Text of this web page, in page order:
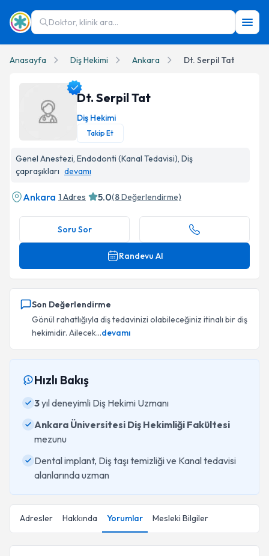
Doktor, klinik ara...
Anasayfa Diş Hekimi Ankara Dt. Serpil Tat
Dt. Serpil Tat
Diş Hekimi
Takip Et
Genel Anestezi, Endodonti (Kanal Tedavisi), Diş
çapraşıkları devamı
Ankara 1 Adres 5.0(8Değerlendirme)
Soru Sor
Randevu Al
Son Değerlendirme
Gönül rahatlığıyla diş tedavinizi olabileceğiniz itinalı bir diş
hekimidir. Ailecek...devamı
Hızlı Bakış
3yıl deneyimli Diş Hekimi Uzmanı
Ankara Üniversitesi Diş Hekimliği Fakültesi
mezunu
Dental implant, Diş taşı temizliği ve Kanal tedavisi
alanlarında uzman
Adresler Hakkında Yorumlar Mesleki Bilgiler